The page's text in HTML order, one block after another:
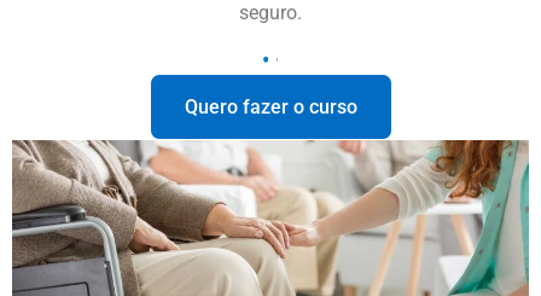
seguro.
Quero fazer o curso